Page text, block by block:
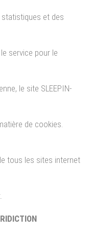
et des
service pour le
le site SLEEPIN-
de cookies.
tous les sites internet